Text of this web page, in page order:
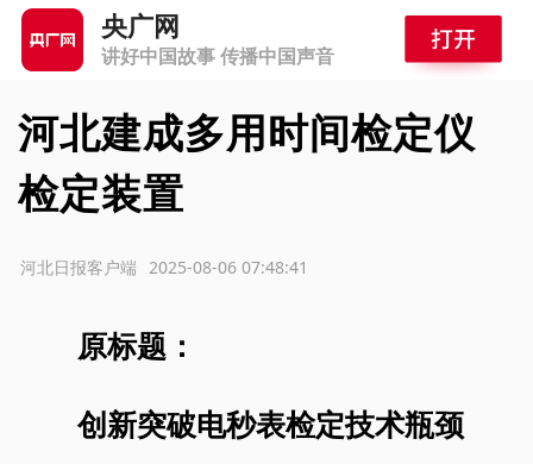
央广网
讲好中国故事 传播中国声音
河北建成多用时间检定仪
检定装置
2025-08-06 07:48:41
河北日报客户端
原标题：
创新突破电秒表检定技术瓶颈